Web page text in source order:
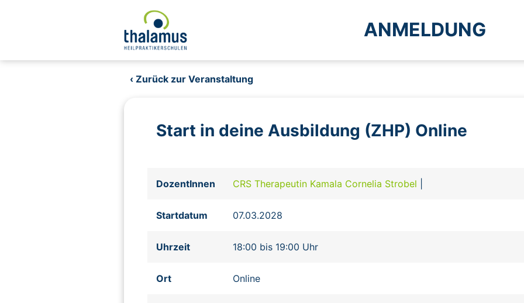
ANMELDUNG
‹ Zurück zur Veranstaltung
Start in deine Ausbildung (ZHP) Online
DozentInnen CRS Therapeutin Kamala Cornelia Strobel
Startdatum 07.03.2028
Uhrzeit 18:00 bis 19:00 Uhr
Ort Online